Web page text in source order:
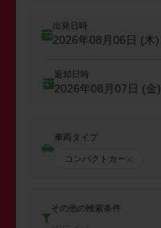
出発日時
2026年08月06日 (木)
返却日時
2026年08月07日 (金)
車両タイプ
コンパクトカー
その他の検索条件